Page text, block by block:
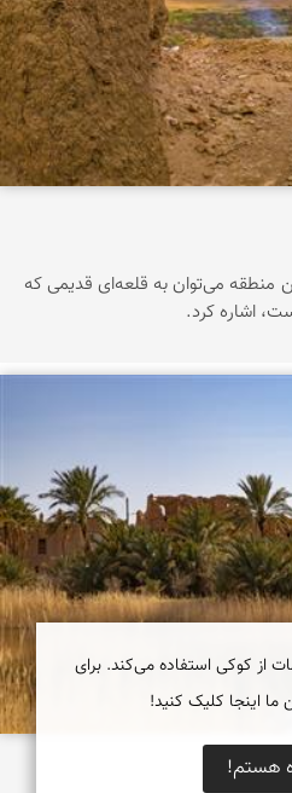
منطقه می‌توان به قلعه‌ای قدیمی که
اشاره کرد.
از کوکی استفاده می‌کند. برای
ما اینجا کلیک کنید!
هستم!